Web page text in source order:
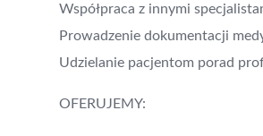
Współpraca z innymi
Prowadzenie dokumentacji
Udzielanie pacjentom porad
OFERUJEMY: